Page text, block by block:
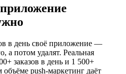
в день своё приложение —
а потом удалят. Реальная
заказов в день и 1 500+
push-маркетинг даёт